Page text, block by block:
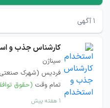
۱ آگهی
کارشناس جذب و
سیناژن
فردیس (شهرک
تمام وقت (حقوق
۱ هفته پیش